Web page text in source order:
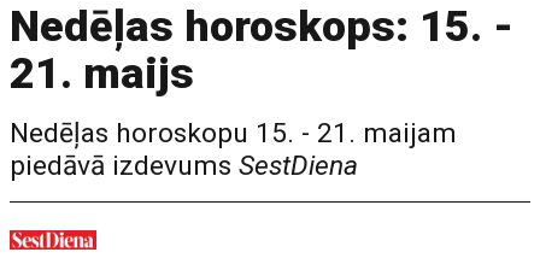
Nedēļas horoskops: 15. -
21. maijs
Nedēļas horoskopu 15. - 21. maijam
piedāvā izdevumsSestDiena